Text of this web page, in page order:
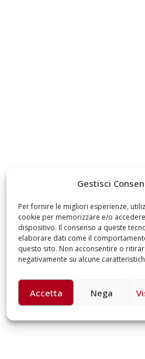
Gestisci
Per fornire le migliori esperienze,
cookie per memorizzare e/o
dispositivo. Il consenso a queste
elaborare dati come il
questo sito. Non acconsentire o
negativamente su alcune
Accetta Nega
17, 2026